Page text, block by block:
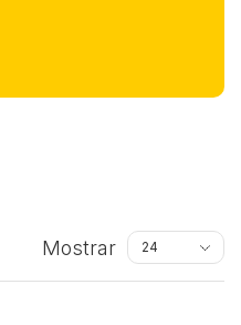
Mostrar